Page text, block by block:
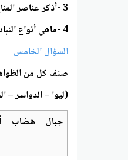
3 -أذكر عناصر المناخ؟
4 -ماهي أنواع النبات الطبيعي في دول مجلس التعاون الخليجي
السؤال الخامس
صنف كل من
(ليوا – الدواسر
جبال
هضاب